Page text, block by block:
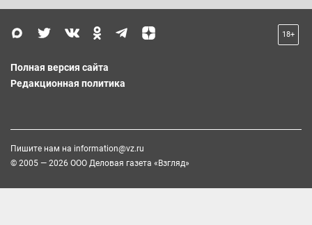
18+
Полная версия сайта
Редакционная политика
Пишите нам на information@vz.ru
© 2005 — 2026 ООО Деловая газета «Взгляд»